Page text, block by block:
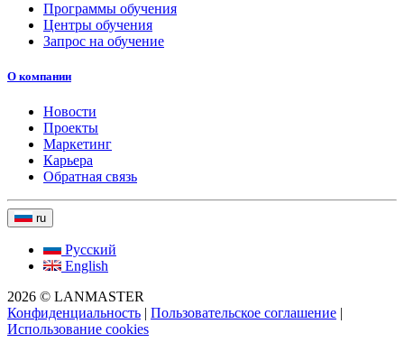
Программы обучения
Центры обучения
Запрос на обучение
О компании
Новости
Проекты
Маркетинг
Карьера
Обратная связь
ru
Русский
English
2026 © LANMASTER
Конфиденциальность | Пользовательское соглашение |
Использование cookies